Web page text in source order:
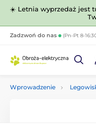
☀️ Letnia wyprzedaż jest
Zadzwoń do nas (Pn-Pt 8-
Wprowadzenie